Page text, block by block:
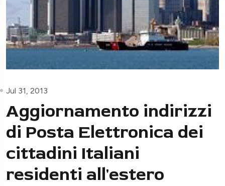
Jul 31, 2013
Aggiornamento indirizzi
di Posta Elettronica dei
cittadini Italiani
residenti all'estero